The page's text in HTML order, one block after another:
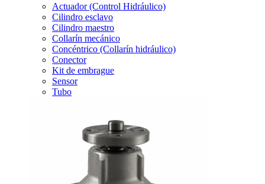
Actuador (Control Hidráulico)
Cilindro esclavo
Cilindro maestro
Collarín mecánico
Concéntrico (Collarín hidráulico)
Conector
Kit de embrague
Sensor
Tubo